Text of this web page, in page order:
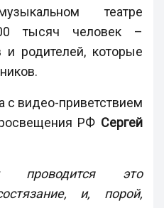
театре
тысяч человек –
и родителей, которые
с видео-приветствием
РФ Сергей
это
и, порой,